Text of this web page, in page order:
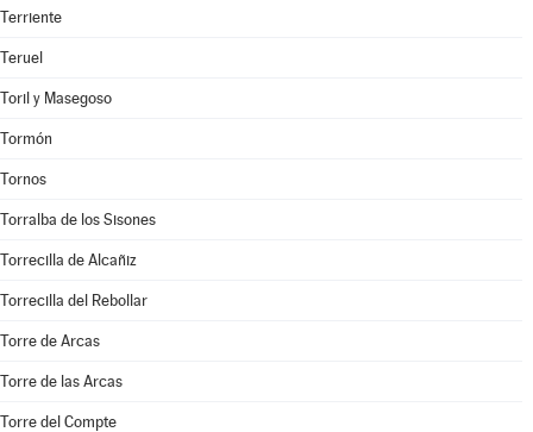
Terriente
Teruel
Toril y Masegoso
Tormón
Tornos
Torralba de los Sisones
Torrecilla de Alcañiz
Torrecilla del Rebollar
Torre de Arcas
Torre de las Arcas
Torre del Compte